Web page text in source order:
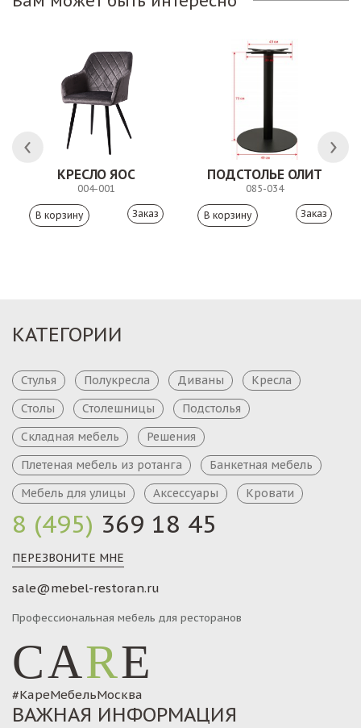
КРЕСЛО ЯОС
004-001
Заказ
ПОДСТОЛЬЕ ОЛИТ
085-034
Заказ
8 (495) 369 18 45
ПЕРЕЗВОНИТЕ МНЕ
sale@mebel-restoran.ru
Профессиональная мебель для ресторанов
CARE
#КареМебельМосква
КАТЕГОРИИ
Стулья Полукресла Диваны
Кресла
Столы
Столешницы
Подстолья
Складная мебель
Решения
Плетеная мебель из ротанга
Банкетная мебель
Мебель для улицы
Аксессуары Кровати
ВАЖНАЯ ИНФОРМАЦИЯ